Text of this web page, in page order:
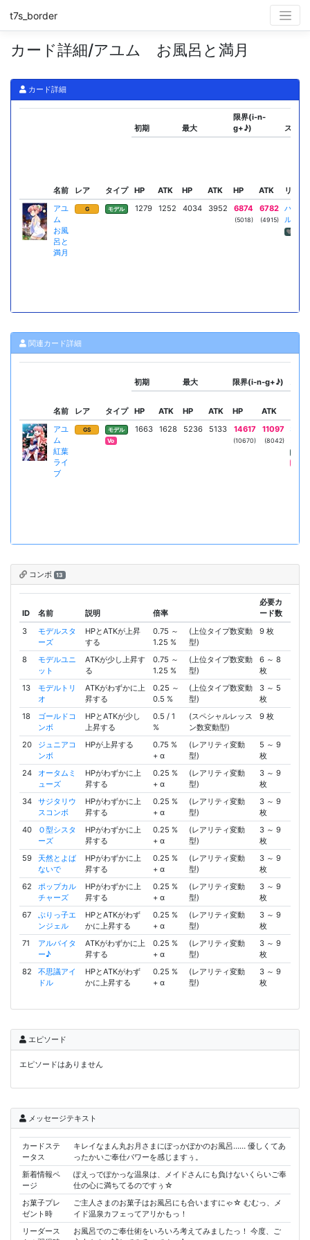
t7s_border
カード詳細/アユム お風呂と満月
カード詳細
名前 レア タイプ
初期 最大
限界(i-n-
g+♪)
スキル
HP ATK HP ATK HP ATK
リーダ
アユ
ム
お風
呂と
満月
G モデル 1279 1252 4034 3952 6874
(5018)
6782
(4915)
ハイエ
ル
関連カード詳細
名前 レア タイプ
初期 最大 限界(i-n-g+♪) スキ
HP ATK HP ATK HP ATK
アユ
ム
紅葉
ライ
ブ
GS
モデル
Vo
1663 1628 5236 5133 14617
(10670)
11097
(8042)
Sハ
コンボ 13
ID 名前 説明 倍率
必要カ
ード数
3
モデルスタ
ーズ
HPとATKが上昇
する
0.75 ～
1.25 %
(上位タイプ数変動
型)
9 枚
8
モデルユニ
ット
ATKが少し上昇す
る
0.75 ～
1.25 %
(上位タイプ数変動
型)
6 ～ 8
枚
13
モデルトリ
オ
ATKがわずかに上
昇する
0.25 ～
0.5 %
(上位タイプ数変動
型)
3 ～ 5
枚
18
ゴールドコ
ンボ
HPとATKが少し
上昇する
0.5 / 1
%
(スペシャルレッス
ン数変動型)
9 枚
20
ジュニアコ
ンボ
HPが上昇する
0.75 %
+ α
(レアリティ変動
型)
5 ～ 9
枚
24
オータムミ
ューズ
HPがわずかに上
昇する
0.25 %
+ α
(レアリティ変動
型)
3 ～ 9
枚
34
サジタリウ
スコンボ
HPがわずかに上
昇する
0.25 %
+ α
(レアリティ変動
型)
3 ～ 9
枚
40
Ｏ型シスタ
ーズ
HPがわずかに上
昇する
0.25 %
+ α
(レアリティ変動
型)
3 ～ 9
枚
59
天然とよば
ないで
HPがわずかに上
昇する
0.25 %
+ α
(レアリティ変動
型)
3 ～ 9
枚
62
ポップカル
チャーズ
HPがわずかに上
昇する
0.25 %
+ α
(レアリティ変動
型)
3 ～ 9
枚
67
ぶりっ子エ
ンジェル
HPとATKがわず
かに上昇する
0.25 %
+ α
(レアリティ変動
型)
3 ～ 9
枚
71
アルバイタ
ー♪
ATKがわずかに上
昇する
0.25 %
+ α
(レアリティ変動
型)
3 ～ 9
枚
82
不思議アイ
ドル
HPとATKがわず
かに上昇する
0.25 %
+ α
(レアリティ変動
型)
3 ～ 9
枚
エピソード
エピソードはありません
メッセージテキスト
カードステ
ータス
キレイなまん丸お月さまにぽっかぽかのお風呂…… 優しくてあ
ったかいご奉仕パワーを感じますぅ。
新着情報ペ
ージ
ぽえっでぽかっな温泉は、メイドさんにも負けないくらいご奉
仕の心に満ちてるのですぅ☆
お菓子プレ
ゼント時
ご主人さまのお菓子はお風呂にも合いますにゃ☆ むむっ、メ
イド温泉カフェってアリかもっ！
リーダース
お風呂でのご奉仕術をいろいろ考えてみましたっ！ 今度、ご